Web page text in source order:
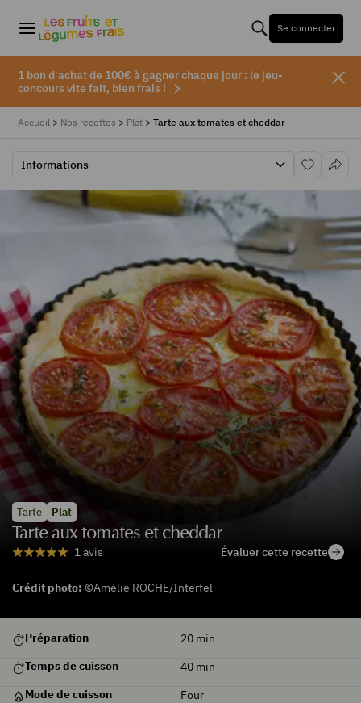
Se connecter
1 bon d'achat de 100€ à gagner chaque jour : le jeu-
concours vite fait, bien frais !
Accueil > Nos recettes > Plat > Tarte aux tomates et cheddar
Informations
Tarte Plat
Tarte aux tomates et cheddar
1 avis Évaluer cette recette
Crédit photo: ©Amélie ROCHE/Interfel
saison
Préparation 20 min
Temps de cuisson
40 min
Mode de cuisson
Four